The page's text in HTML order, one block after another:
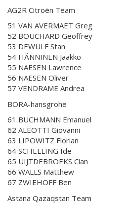
AG2R Citroën Team
51 VAN AVERMAET Greg
52 BOUCHARD Geoffrey
53 DEWULF Stan
54 HÄNNINEN Jaakko
55 NAESEN Lawrence
56 NAESEN Oliver
57 VENDRAME Andrea
BORA-hansgrohe
61 BUCHMANN Emanuel
62 ALEOTTI Giovanni
63 LIPOWITZ Florian
64 SCHELLING Ide
65 UIJTDEBROEKS Cian
66 WALLS Matthew
67 ZWIEHOFF Ben
Astana Qazaqstan Team